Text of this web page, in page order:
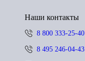
Наши контакты
8 800 333-25-40
8 495 246-04-43